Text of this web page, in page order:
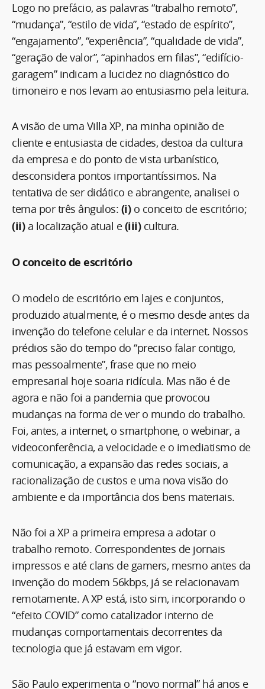
Logo no prefácio, as palavras “trabalho remoto”,
“mudança”, “estilo de vida”, “estado de espírito”,
“engajamento”, “experiência”, “qualidade de vida”,
“geração de valor”, “apinhados em filas”, “edifício-
garagem” indicam a lucidez no diagnóstico do
timoneiro e nos levam ao entusiasmo pela leitura.
A visão de uma Villa XP, na minha opinião de
cliente e entusiasta de cidades, destoa da cultura
da empresa e do ponto de vista urbanístico,
desconsidera pontos importantíssimos. Na
tentativa de ser didático e abrangente, analisei o
tema por três ângulos: (i)o conceito de escritório;
(ii)a localização atual e(iii)cultura.
O conceito de escritório
O modelo de escritório em lajes e conjuntos,
produzido atualmente, é o mesmo desde antes da
invenção do telefone celular e da internet. Nossos
prédios são do tempo do “preciso falar contigo,
mas pessoalmente”, frase que no meio
empresarial hoje soaria ridícula. Mas não é de
agora e não foi a pandemia que provocou
mudanças na forma de ver o mundo do trabalho.
Foi, antes, a internet, o smartphone, o webinar, a
videoconferência, a velocidade e o imediatismo de
comunicação, a expansão das redes sociais, a
racionalização de custos e uma nova visão do
ambiente e da importância dos bens materiais.
Não foi a XP a primeira empresa a adotar o
trabalho remoto. Correspondentes de jornais
impressos e até clans de gamers, mesmo antes da
invenção do modem 56kbps, já se relacionavam
remotamente. A XP está, isto sim, incorporando o
“efeito COVID” como catalizador interno de
mudanças comportamentais decorrentes da
tecnologia que já estavam em vigor.
São Paulo experimenta o “novo normal” há anos e